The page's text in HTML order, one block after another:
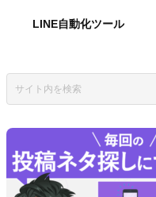
LINE自動化ツール